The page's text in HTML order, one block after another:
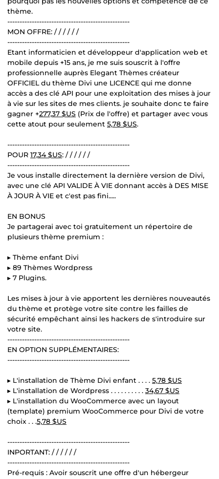
thème.
--------------------------------------------------
MON OFFRE: / / / / / /
--------------------------------------------------
Etant informaticien et développeur d'application web et
mobile depuis +15 ans, je me suis souscrit à l'offre
professionnelle auprès Elegant Thèmes créateur
OFFICIEL du thème Divi une LICENCE qui me donne
accès a des clé API pour une exploitation des mises à jour
à vie sur les sites de mes clients. je souhaite donc te faire
gagner +277,37 $US (Prix de l'offre) et partager avec vous
cette atout pour seulement 5,78 $US.
--------------------------------------------------
POUR 17,34 $US: / / / / / /
--------------------------------------------------
Je vous installe directement la dernière version de Divi,
avec une clé API VALIDE À VIE donnant accès à DES MISE
À JOUR À VIE et c'est pas fini.....
EN BONUS
Je partagerai avec toi gratuitement un répertoire de
plusieurs thème premium :
▸ Thème enfant Divi
▸ 89 Thèmes Wordpress
▸ 7 Plugins.
Les mises à jour à vie apportent les dernières nouveautés
du thème et protège votre site contre les failles de
sécurité empêchant ainsi les hackers de s'introduire sur
votre site.
--------------------------------------------------
EN OPTION SUPPLÉMENTAIRES:
--------------------------------------------------
▸ L'installation de Thème Divi enfant . . . . 5,78 $US
▸ L'installation de Wordpress . . . . . . . . . . 34,67 $US
▸ L'installation du WooCommerce avec un layout
(template) premium WooCommerce pour Divi de votre
choix . . .5,78 $US
--------------------------------------------------
INPORTANT: / / / / / /
--------------------------------------------------
Pré-requis : Avoir souscrit une offre d'un hébergeur